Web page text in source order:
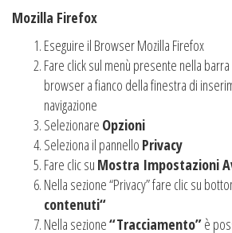
Mozilla Firefox
Eseguire il Browser Mozilla Firefox
Fare click sul menù presente nella
browser a fianco della finestra di
navigazione
Selezionare Opzioni
Seleziona il pannello Privacy
Fare clic su Mostra Impostazioni
Nella sezione “Privacy” fare clic su
contenuti“
Nella sezione“Tracciamento”è